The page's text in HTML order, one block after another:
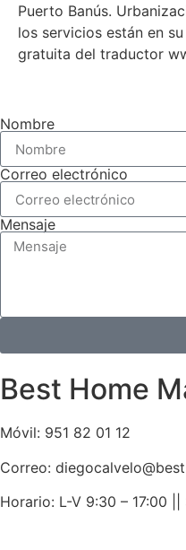
Puerto ‌Banús.
‌los ‌servicios están ‌en
‌gratuita ‌del ‌traductor
Nombre
Correo electrónico
Mensaje
Best Home
Móvil: 951 82 01 12
Correo:
Horario: L-V 9:30 – 17:00 ||